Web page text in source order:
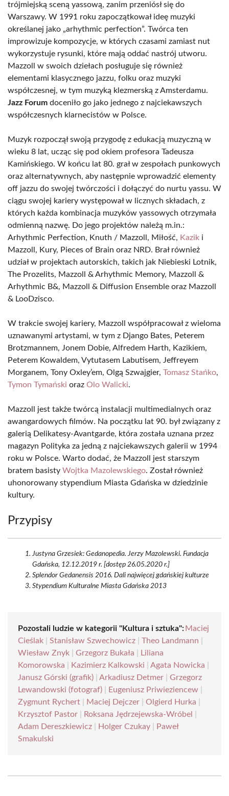
trójmiejską sceną yassową, zanim przeniósł się do
Warszawy. W 1991 roku zapoczątkował ideę muzyki
określanej jako „arhythmic perfection”. Twórca ten
improwizuje kompozycje, w których czasami zamiast nut
wykorzystuje rysunki, które mają oddać nastrój utworu.
Mazzoll w swoich dziełach posługuje się również
elementami klasycznego jazzu, folku oraz muzyki
współczesnej, w tym muzyką klezmerską z Amsterdamu.
Jazz Forum doceniło go jako jednego z najciekawszych
współczesnych klarnecistów w Polsce.
Muzyk rozpoczął swoją przygodę z edukacją muzyczną w
wieku 8 lat, ucząc się pod okiem profesora Tadeusza
Kamińskiego. W końcu lat 80. grał w zespołach punkowych
oraz alternatywnych, aby następnie wprowadzić elementy
off jazzu do swojej twórczości i dołączyć do nurtu yassu. W
ciągu swojej kariery występował w licznych składach, z
których każda kombinacja muzyków yassowych otrzymała
odmienną nazwę. Do jego projektów należą m.in.:
Arhythmic Perfection, Knuth / Mazzoll, Miłość, Kazik i
Mazzoll, Kury, Pieces of Brain oraz NRD. Brał również
udział w projektach autorskich, takich jak Niebieski Lotnik,
The Prozelits, Mazzoll & Arhythmic Memory, Mazzoll &
Arhythmic B&, Mazzoll & Diffusion Ensemble oraz Mazzoll
& LooDzisco.
W trakcie swojej kariery, Mazzoll współpracował z wieloma
uznawanymi artystami, w tym z Django Bates, Peterem
Brotzmannem, Jonem Dobie, Alfredem Harth, Kazikiem,
Peterem Kowaldem, Vytutasem Labutisem, Jeffreyem
Morganem, Tony Oxley’em, Olgą Szwajgier, Tomasz Stańko,
Tymon Tymański oraz Olo Walicki.
Mazzoll jest także twórcą instalacji multimedialnych oraz
awangardowych filmów. Na początku lat 90. był związany z
galerią Delikatesy-Avantgarde, która została uznana przez
magazyn Polityka za jedną z najciekawszych galerii w 1994
roku w Polsce. Warto dodać, że Mazzoll jest starszym
bratem basisty Wojtka Mazolewskiego. Został również
uhonorowany stypendium Miasta Gdańska w dziedzinie
kultury.
Przypisy
Justyna Grzesiek: Gedanopedia. Jerzy Mazolewski. Fundacja
Gdańska, 12.12.2019 r. [dostęp 26.05.2020 r.]
Splendor Gedanensis 2016. Dali najwięcej gdańskiej kulturze
Stypendium Kulturalne Miasta Gdańska 2013
Pozostali ludzie w kategorii "Kultura i sztuka": Maciej
Cieślak
Stanisław Szwechowicz Theo Landmann
Wiesław Znyk
Grzegorz Bukała
Liliana
Komorowska
Kazimierz Kalkowski Agata Nowicka
Janusz Górski (grafik)
Arkadiusz Detmer
Grzegorz
Lewandowski (fotograf)
Eugeniusz Priwieziencew
Zygmunt Rychert
Maciej Dejczer Olgierd Hurka
Krzysztof Pastor
Roksana Jędrzejewska-Wróbel
Adam Dereszkiewicz
Holger Czukay
Paweł
Smakulski